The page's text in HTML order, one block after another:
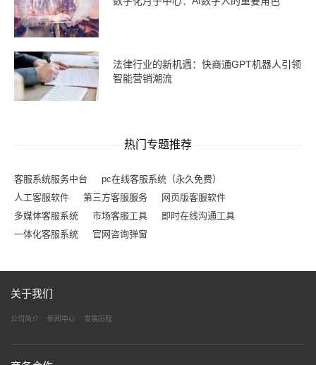
法律行业的新机遇：快商通GPT机器人引领
智能营销潮流
热门专题推荐
客服系统服务中台
pc在线客服系统（永久免费）
人工客服软件
第三方客服服务
网页版客服软件
多媒体客服系统
市场客服工具
即时在线沟通工具
一体化客服系统
官网咨询弹窗
关于我们
公司简介 新闻中心 发展历程